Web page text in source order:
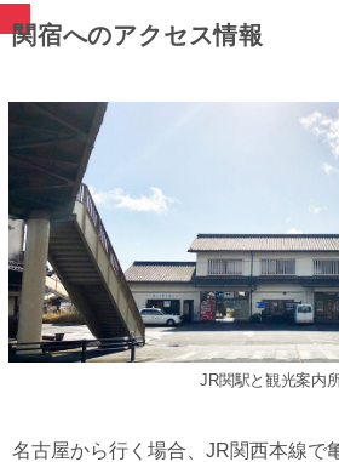
関宿へのアクセス情報
JR関駅と観光案内
名古屋から行く場合、JR関西本線で